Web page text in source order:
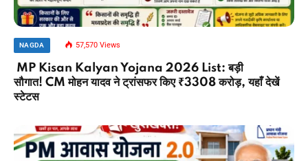
NAGDA 57,570 Views
MP Kisan Kalyan Yojana 2026 List: बड़ी
सौगात! CM मोहन यादव ने ट्रांसफर किए ₹3308 करोड़, यहाँ देखें
स्टेटस